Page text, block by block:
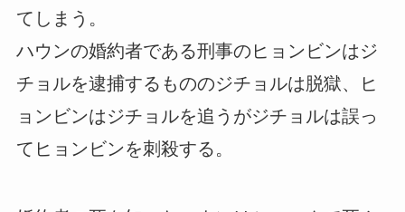
てしまう。
ハウンの婚約者である刑事のヒョンビンはジ
チョルを逮捕するもののジチョルは脱獄、ヒ
ョンビンはジチョルを追うがジチョルは誤っ
てヒョンビンを刺殺する。